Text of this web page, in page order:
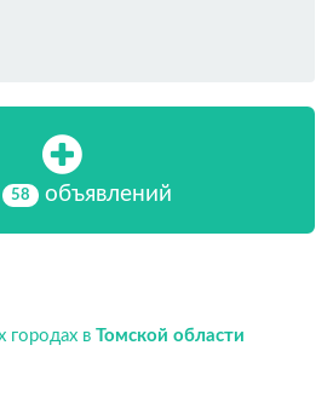
58 объявлений
городах в Томской области